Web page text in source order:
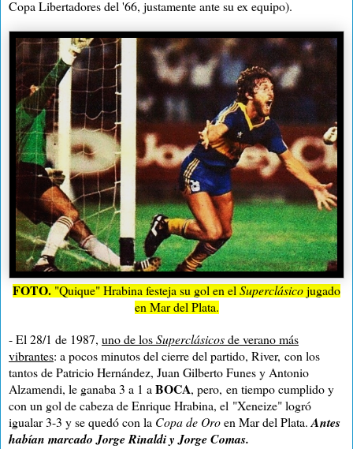
Copa Libertadores del '66, justamente ante su ex equipo).
FOTO. "Quique" Hrabina festeja su gol en elSuperclásicojugado
en Mar del Plata.
- El 28/1 de 1987, uno de losSuperclásicosde verano más
vibrantes: a pocos minutos del cierre del partido, River, con los
tantos de Patricio Hernández, Juan Gilberto Funes y Antonio
Alzamendi, le ganaba 3 a 1 aBOCA, pero, en tiempo cumplido y
con un gol de cabeza de Enrique Hrabina, el "Xeneize" logró
igualar 3-3 y se quedó con la Copa de Oroen Mar del Plata.Antes
habían marcado Jorge Rinaldi y Jorge Comas.